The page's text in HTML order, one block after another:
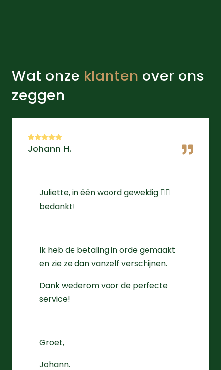
Wat onze klanten over ons
zeggen
Johann H.
Juliette, in één woord geweldig 👌🏻
bedankt!
Ik heb de betaling in orde gemaakt
en zie ze dan vanzelf verschijnen.
Dank wederom voor de perfecte
service!
Groet,
Johann.